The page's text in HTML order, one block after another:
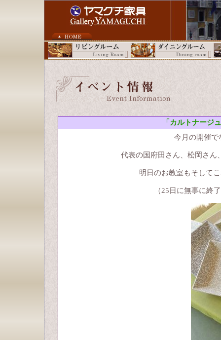
「カルトナージ
今月の開催で
代表の国府田さん、松岡さん
明日のお教室もそして
（25日に無事に終